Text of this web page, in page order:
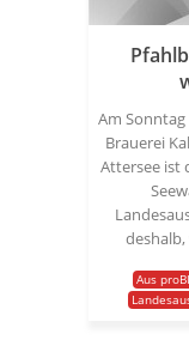
Am
Brauerei
Attersee ist
Aus